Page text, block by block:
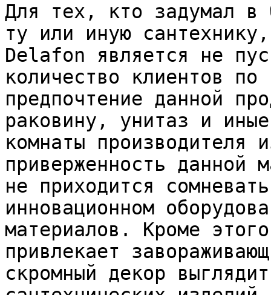
Для тех, кто задумал в
ту или иную
Delafon является не
количество клиентов
предпочтение данной
раковину, унитаз и
комнаты производителя
приверженность данной
не приходится
инновационном
материалов. Кроме
привлекает
скромный декор